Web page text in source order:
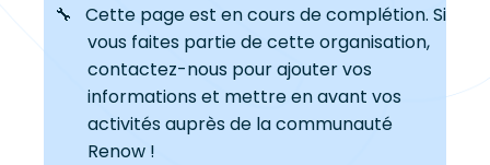
🔧 Cette page est en cours de complétion. Si
vous faites partie de cette organisation,
contactez-nous pour ajouter vos
informations et mettre en avant vos
activités auprès de la communauté
Renow !